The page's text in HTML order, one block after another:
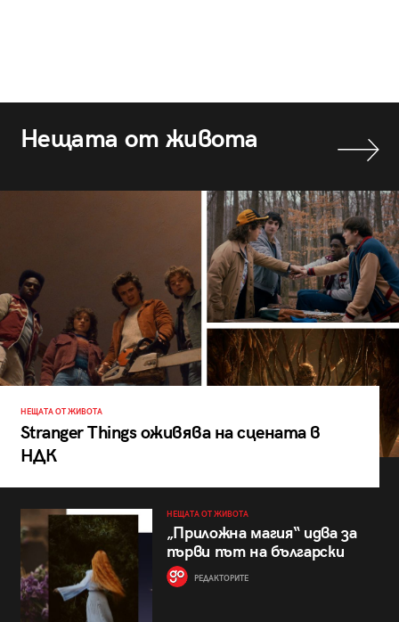
Нещата от живота
НЕЩАТА ОТ ЖИВОТА
Stranger Things оживява на сцената в
НДК
НЕЩАТА ОТ ЖИВОТА
„Приложна магия“ идва за
първи път на български
РЕДАКТОРИТЕ